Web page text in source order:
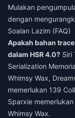
Mulakan
dengan
Soalan Lazim (FAQ)
Apakah bahan
dalam HSR 4.0? Siri
Serialization
Whimsy Wax,
memerlukan 139
Sparxie
Whimsy Wax.